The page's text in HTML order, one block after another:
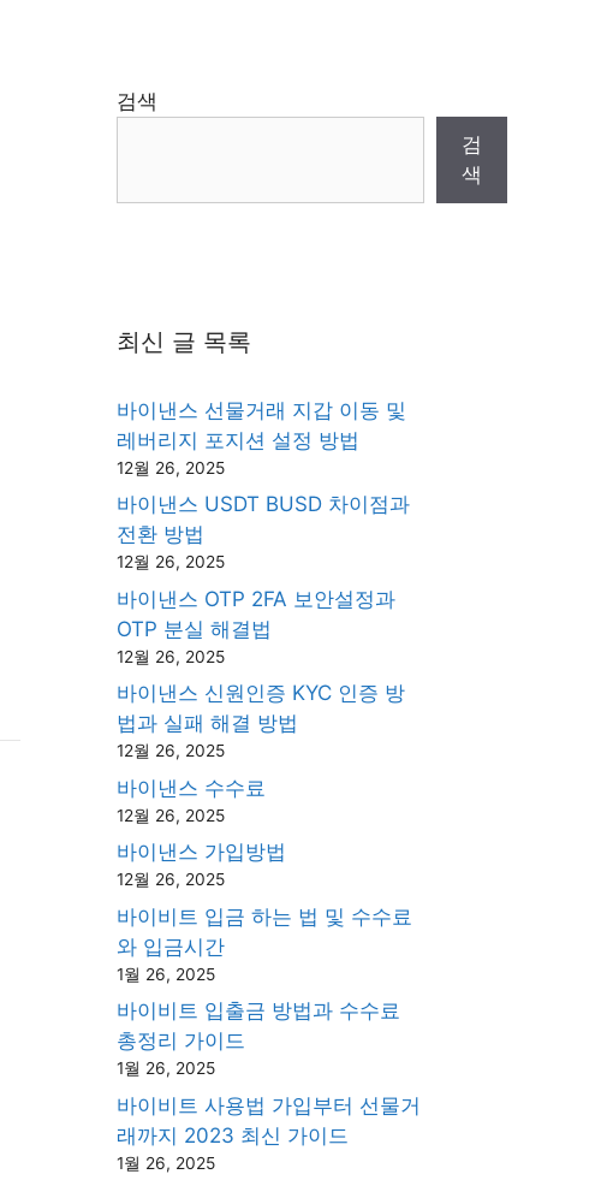
검색
검
색
최신 글 목록
바이낸스 선물거래 지갑 이동 및
레버리지 포지션 설정 방법
12월 26, 2025
바이낸스 USDT BUSD 차이점과
전환 방법
12월 26, 2025
바이낸스 OTP 2FA 보안설정과
OTP 분실 해결법
12월 26, 2025
바이낸스 신원인증 KYC 인증 방
법과 실패 해결 방법
12월 26, 2025
바이낸스 수수료
12월 26, 2025
바이낸스 가입방법
12월 26, 2025
바이비트 입금 하는 법 및 수수료
와 입금시간
1월 26, 2025
바이비트 입출금 방법과 수수료
총정리 가이드
1월 26, 2025
바이비트 사용법 가입부터 선물거
래까지 2023 최신 가이드
1월 26, 2025